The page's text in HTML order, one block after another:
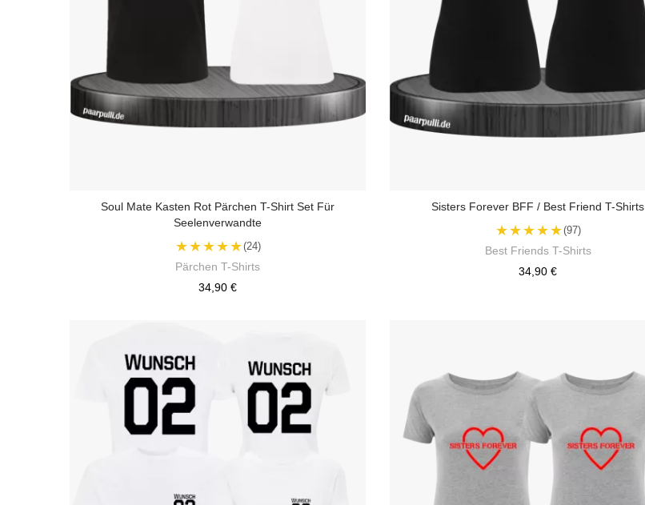
Soul Mate Kasten Rot Pärchen T-Shirt Set Für
Seelenverwandte
★★★★★(24)
Pärchen T-Shirts
34,90 €
Sisters Forever BFF / Best Friend T-Shirts
★★★★★(97)
Best Friends T-Shirts
34,90 €